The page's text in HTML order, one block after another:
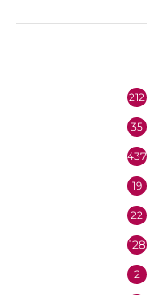
212
35
437
19
22
128
2